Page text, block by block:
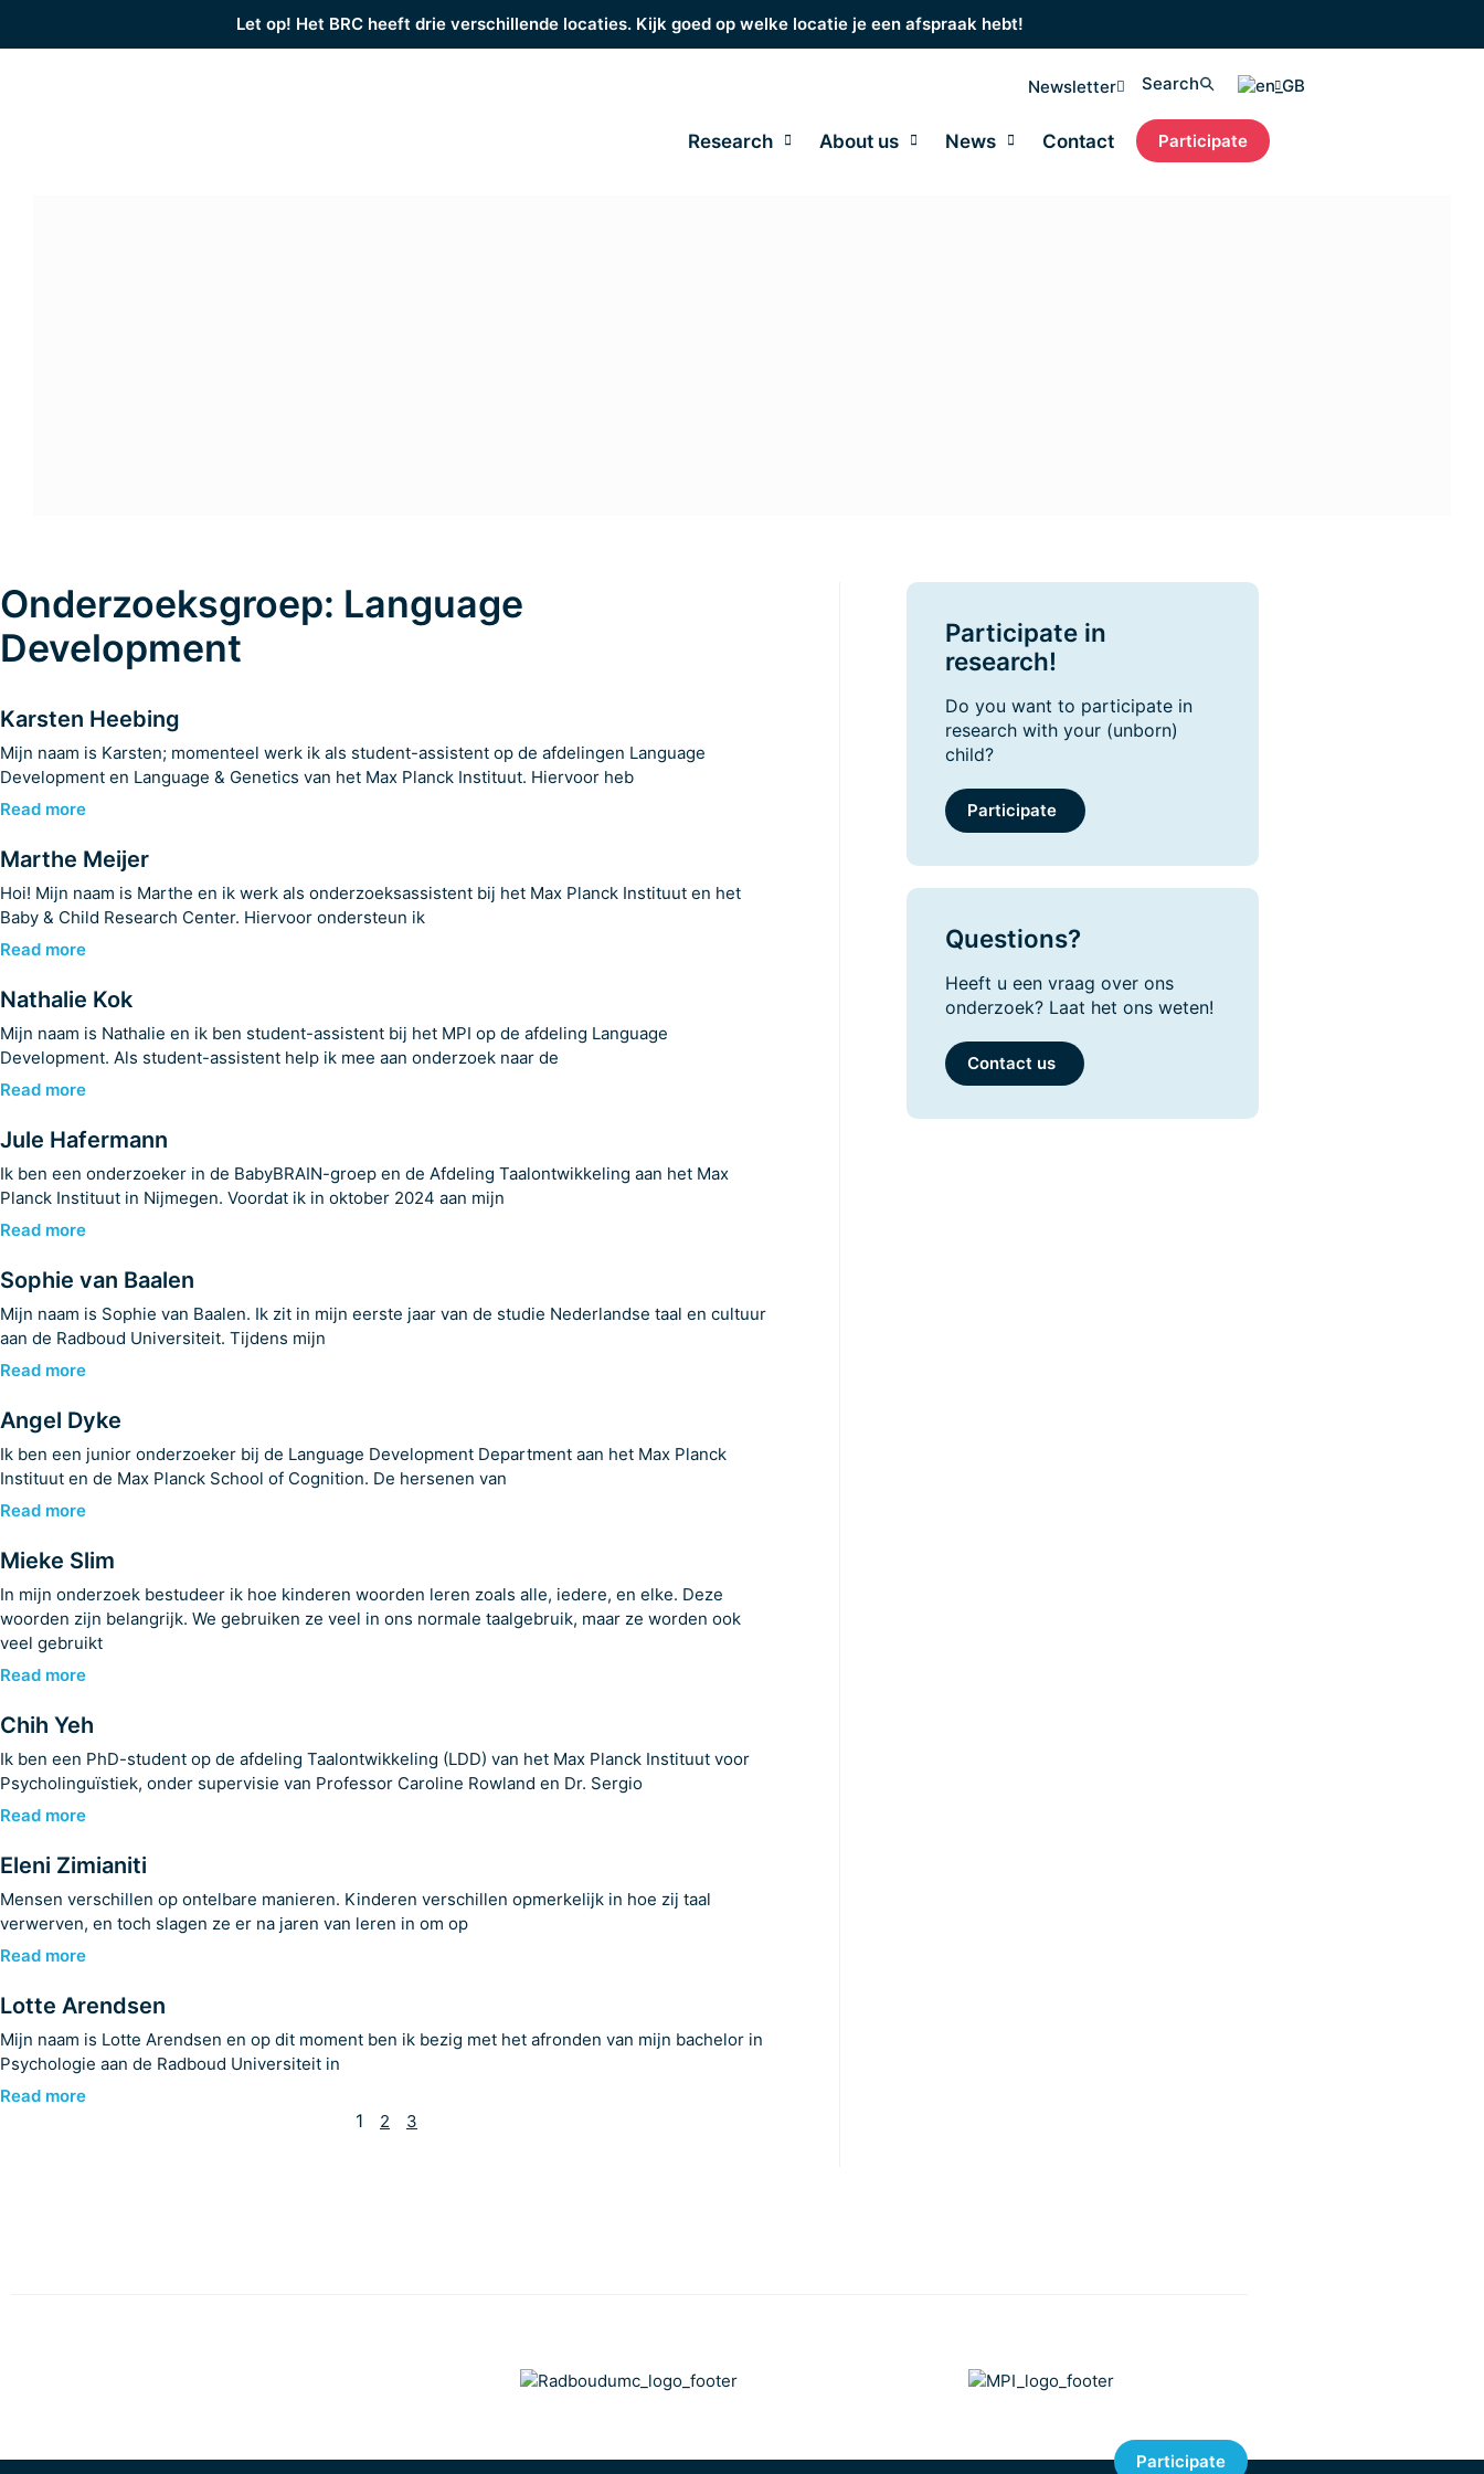
Let op! Het BRC heeft drie verschillende locaties. Kijk goed op welke locatie je een afspraak hebt!
Newsletter Search
Research About us News Contact Participate
Onderzoeksgroep: Language
Development
Karsten Heebing
Mijn naam is Karsten; momenteel werk ik als student-assistent op de afdelingen Language
Development en Language & Genetics van het Max Planck Instituut. Hiervoor heb
Read more
Marthe Meijer
Hoi! Mijn naam is Marthe en ik werk als onderzoeksassistent bij het Max Planck Instituut en het
Baby & Child Research Center. Hiervoor ondersteun ik
Read more
Nathalie Kok
Mijn naam is Nathalie en ik ben student-assistent bij het MPI op de afdeling Language
Development. Als student-assistent help ik mee aan onderzoek naar de
Read more
Jule Hafermann
Ik ben een onderzoeker in de BabyBRAIN-groep en de Afdeling Taalontwikkeling aan het Max
Planck Instituut in Nijmegen. Voordat ik in oktober 2024 aan mijn
Read more
Sophie van Baalen
Mijn naam is Sophie van Baalen. Ik zit in mijn eerste jaar van de studie Nederlandse taal en cultuur
aan de Radboud Universiteit. Tijdens mijn
Read more
Angel Dyke
Ik ben een junior onderzoeker bij de Language Development Department aan het Max Planck
Instituut en de Max Planck School of Cognition. De hersenen van
Read more
Mieke Slim
In mijn onderzoek bestudeer ik hoe kinderen woorden leren zoals alle, iedere, en elke. Deze
woorden zijn belangrijk. We gebruiken ze veel in ons normale taalgebruik, maar ze worden ook
veel gebruikt
Read more
Chih Yeh
Ik ben een PhD-student op de afdeling Taalontwikkeling (LDD) van het Max Planck Instituut voor
Psycholinguïstiek, onder supervisie van Professor Caroline Rowland en Dr. Sergio
Read more
Eleni Zimianiti
Mensen verschillen op ontelbare manieren. Kinderen verschillen opmerkelijk in hoe zij taal
verwerven, en toch slagen ze er na jaren van leren in om op
Read more
Lotte Arendsen
Mijn naam is Lotte Arendsen en op dit moment ben ik bezig met het afronden van mijn bachelor in
Psychologie aan de Radboud Universiteit in
Read more
1 2 3
Participate in
research!
Do you want to participate in
research with your (unborn)
child?
Participate
Questions?
Heeft u een vraag over ons
onderzoek? Laat het ons weten!
Contact us
Participate